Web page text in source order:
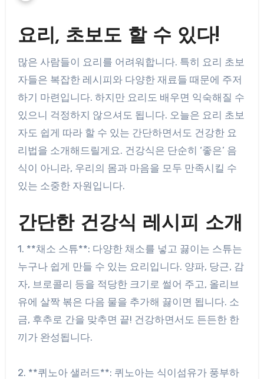
요리, 초보도 할 수 있다!
많은 사람들이 요리를 어려워합니다. 특히 요리 초보
자들은 복잡한 레시피와 다양한 재료들 때문에 주저
하기 마련입니다. 하지만 요리도 배우면 익숙해질 수
있으니 걱정하지 않으셔도 됩니다. 오늘은 요리 초보
자도 쉽게 따라 할 수 있는 간단하면서도 건강한 요
리법을 소개해드릴게요. 건강식은 단순히 ‘좋은’ 음
식이 아니라, 우리의 몸과 마음을 모두 만족시킬 수
있는 소중한 자원입니다.
간단한 건강식 레시피 소개
1. **채소 스튜**: 다양한 채소를 넣고 끓이는 스튜는
누구나 쉽게 만들 수 있는 요리입니다. 양파, 당근, 감
자, 브로콜리 등을 적당한 크기로 썰어 주고, 올리브
유에 살짝 볶은 다음 물을 추가해 끓이면 됩니다. 소
금, 후추로 간을 맞추면 끝! 건강하면서도 든든한 한
끼가 완성됩니다.
2. **퀴노아 샐러드**: 퀴노아는 식이섬유가 풍부하